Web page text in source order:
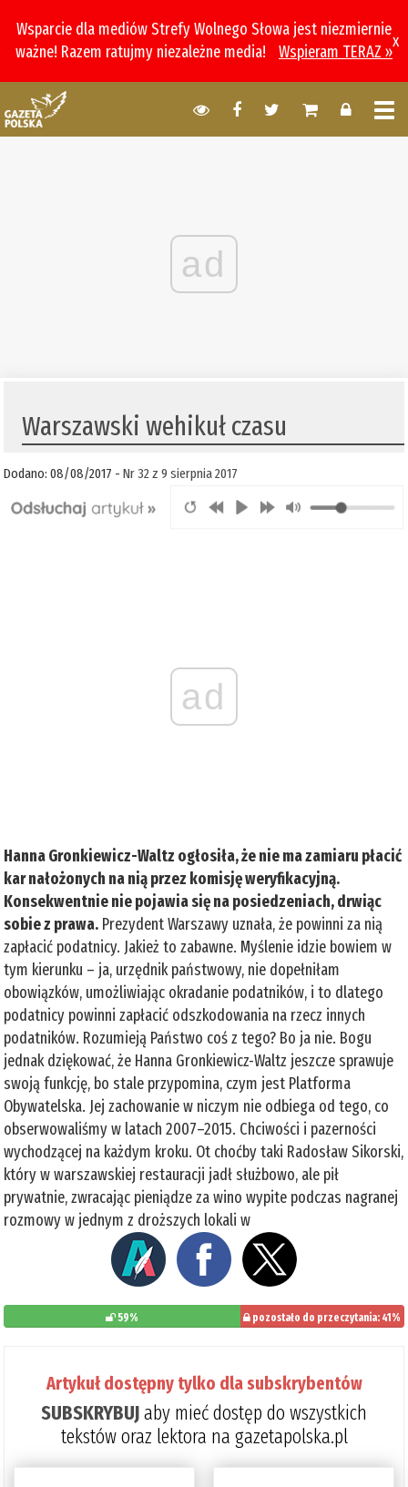
Wsparcie dla mediów Strefy Wolnego Słowa jest niezmiernie
ważne! Razem ratujmy niezależne media!
Wspieram TERAZ »
x
ad
Warszawski wehikuł czasu
Dodano: 08/08/2017 -Nr 32 z 9 sierpnia 2017
ad
Hanna Gronkiewicz-Waltz ogłosiła, że nie ma zamiaru płacić
kar nałożonych na nią przez komisję weryfikacyjną.
Konsekwentnie nie pojawia się na posiedzeniach, drwiąc
sobie z prawa. Prezydent Warszawy uznała, że powinni za nią
zapłacić podatnicy. Jakież to zabawne. Myślenie idzie bowiem w
tym kierunku – ja, urzędnik państwowy, nie dopełniłam
obowiązków, umożliwiając okradanie podatników, i to dlatego
podatnicy powinni zapłacić odszkodowania na rzecz innych
podatników. Rozumieją Państwo coś z tego? Bo ja nie. Bogu
jednak dziękować, że Hanna Gronkiewicz-Waltz jeszcze sprawuje
swoją funkcję, bo stale przypomina, czym jest Platforma
Obywatelska. Jej zachowanie w niczym nie odbiega od tego, co
obserwowaliśmy w latach 2007–2015. Chciwości i pazerności
wychodzącej na każdym kroku. Ot choćby taki Radosław Sikorski,
który w warszawskiej restauracji jadł służbowo, ale pił
prywatnie, zwracając pieniądze za wino wypite podczas nagranej
rozmowy w jednym z droższych lokali w
59% pozostało do przeczytania: 41%
Artykuł dostępny tylko dla subskrybentów
SUBSKRYBUJaby mieć dostęp do wszystkich
tekstów oraz lektora na gazetapolska.pl